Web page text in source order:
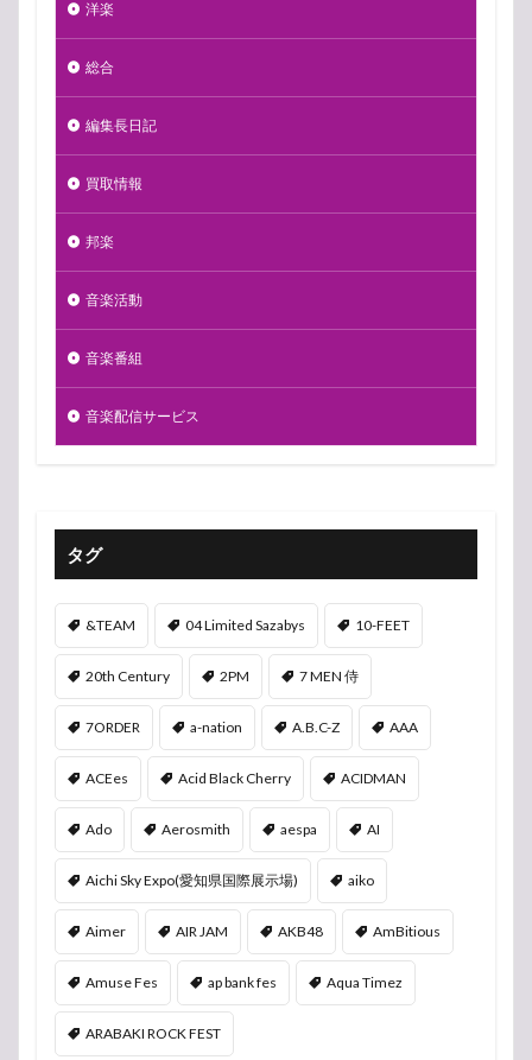
洋楽
総合
編集長日記
買取情報
邦楽
音楽活動
音楽番組
音楽配信サービス
タグ
&TEAM 04 Limited Sazabys 10-FEET
20th Century 2PM 7 MEN 侍
7ORDER a-nation A.B.C-Z AAA
ACEes Acid Black Cherry ACIDMAN
Ado Aerosmith aespa AI
Aichi Sky Expo(愛知県国際展示場) aiko
Aimer AIR JAM AKB48 AmBitious
Amuse Fes ap bank fes Aqua Timez
ARABAKI ROCK FEST